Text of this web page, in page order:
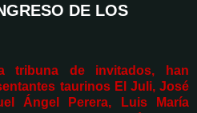
DE LOS
tribuna de invitados, han
taurinos El Juli, José
Ángel Perera, Luis María